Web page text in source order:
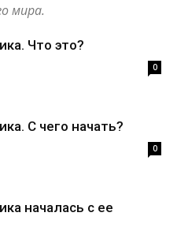
мира.
Что это?
0
С чего начать?
0
началась с ее